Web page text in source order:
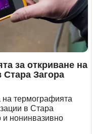
за откриване на
Стара Загора
на термографията
в Стара
и нонинвазивно